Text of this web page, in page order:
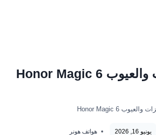
يونيو 16, 2026 هواتف هونر